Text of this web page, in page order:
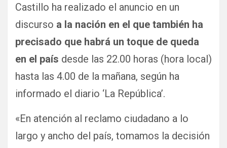
Castillo ha realizado el anuncio en un
discurso a la nación en el que también ha
precisado que habrá un toque de queda
en el país desde las 22.00 horas (hora local)
hasta las 4.00 de la mañana, según ha
informado el diario ‘La República’.
«En atención al reclamo ciudadano a lo
largo y ancho del país, tomamos la decisión